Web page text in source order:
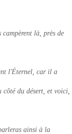
campèrent là, près de
l'Éternel, car il a
côté du désert, et voici,
ainsi à la